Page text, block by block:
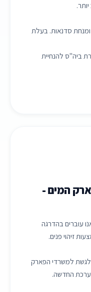
סדנאות. בעלת
ביה"ס להנחיית
המים -
עוברים בהדרגה
זיהוי פנים.
למשרדי הפארק
החדשה.